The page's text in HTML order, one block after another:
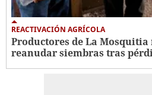
REACTIVACIÓN AGRÍCOLA
Productores de La
reanudar siembras tras